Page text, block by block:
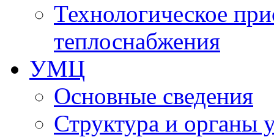
Технологическое
теплоснабжения
УМЦ
Основные сведения
Структура и органы